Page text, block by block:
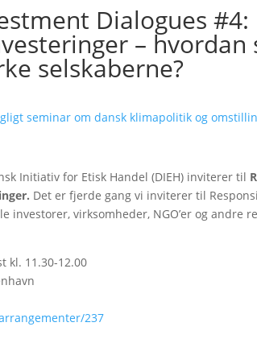
Dialogues
– hvordan
selskaberne?
seminar om dansk klimapolitik og
Initiativ for Etisk Handel (DIEH) inviterer til
Det er fjerde gang vi inviterer til
investorer, virksomheder, NGO’er og andre
kl. 11.30-12.00
237